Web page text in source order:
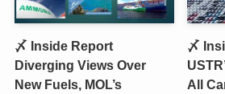
〆 Inside Report
Diverging Views Over
New Fuels, MOL’s
〆
All